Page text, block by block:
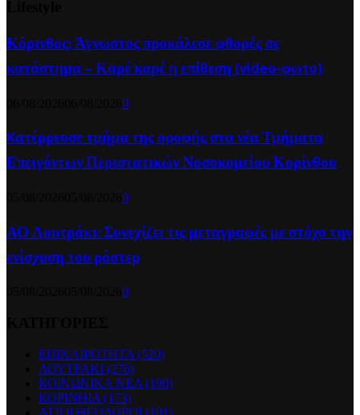
Κόρινθος: Άγνωστος προκάλεσε φθορές σε
κατάστημα – Καρέ καρέ η επίθεση (video-φωτο)
0
Kατέρρευσε τμήμα της οροφής στα νέα Τμήματα
Επειγόντων Περιστατικών Νοσοκομείου Κορίνθου
0
ΑΟ Λουτράκι: Συνεχίζει τις μεταγραφές με στόχο την
ενίσχυση του ρόστερ
0
ΕΠΙΚΑΙΡΟΤΗΤΑ (520)
ΛΟΥΤΡΑΚΙ (276)
ΚΟΙΝΩΝΙΚΑ ΝΕΑ (190)
ΚΟΡΙΝΘΙΑ (173)
ΑΓΙΟΙ ΘΕΟΔΩΡΟΙ (101)